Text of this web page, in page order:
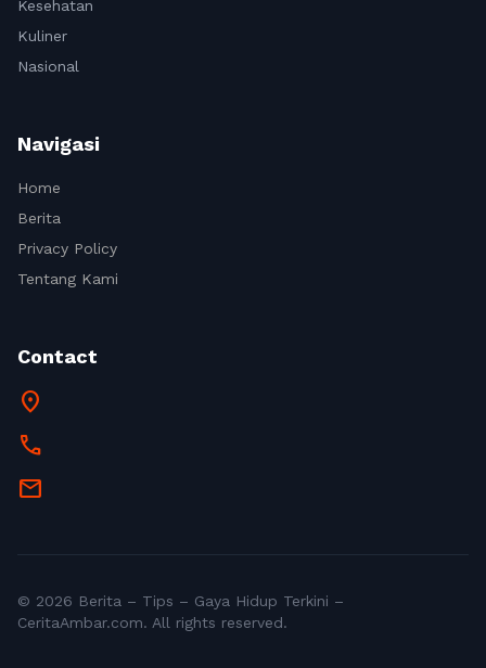
Kesehatan
Kuliner
Nasional
Navigasi
Home
Berita
Privacy Policy
Tentang Kami
Contact
location_on
call
mail
© 2026 Berita – Tips – Gaya Hidup Terkini –
CeritaAmbar.com. All rights reserved.